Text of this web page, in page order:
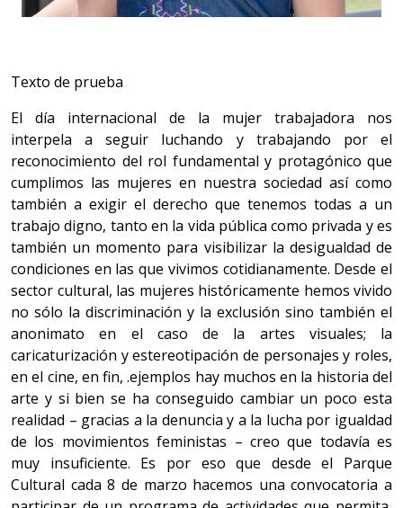
Texto de prueba
El día internacional de la mujer trabajadora nos
interpela a seguir luchando y trabajando por el
reconocimiento del rol fundamental y protagónico que
cumplimos las mujeres en nuestra sociedad así como
también a exigir el derecho que tenemos todas a un
trabajo digno, tanto en la vida pública como privada y es
también un momento para visibilizar la desigualdad de
condiciones en las que vivimos cotidianamente. Desde el
sector cultural, las mujeres históricamente hemos vivido
no sólo la discriminación y la exclusión sino también el
anonimato en el caso de la artes visuales; la
caricaturización y estereotipación de personajes y roles,
en el cine, en fin, .ejemplos hay muchos en la historia del
arte y si bien se ha conseguido cambiar un poco esta
realidad – gracias a la denuncia y a la lucha por igualdad
de los movimientos feministas – creo que todavía es
muy insuficiente. Es por eso que desde el Parque
Cultural cada 8 de marzo hacemos una convocatoria a